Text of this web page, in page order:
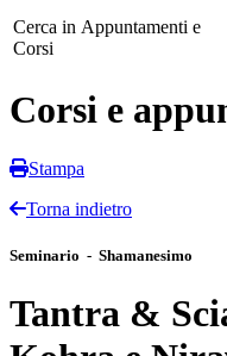
Cerca in Appuntamenti e
Corsi
Corsi e
Stampa
Torna indietro
Seminario - Shamanesimo
Tantra &